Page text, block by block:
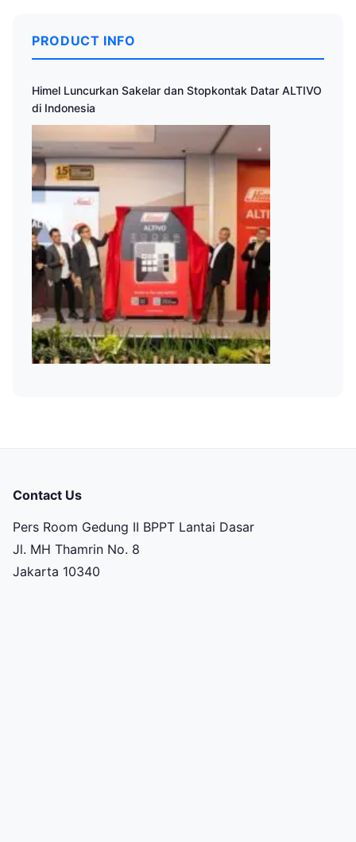
PRODUCT INFO
Himel Luncurkan Sakelar dan Stopkontak Datar ALTIVO
di Indonesia
Contact Us
Pers Room Gedung II BPPT Lantai Dasar
Jl. MH Thamrin No. 8
Jakarta 10340